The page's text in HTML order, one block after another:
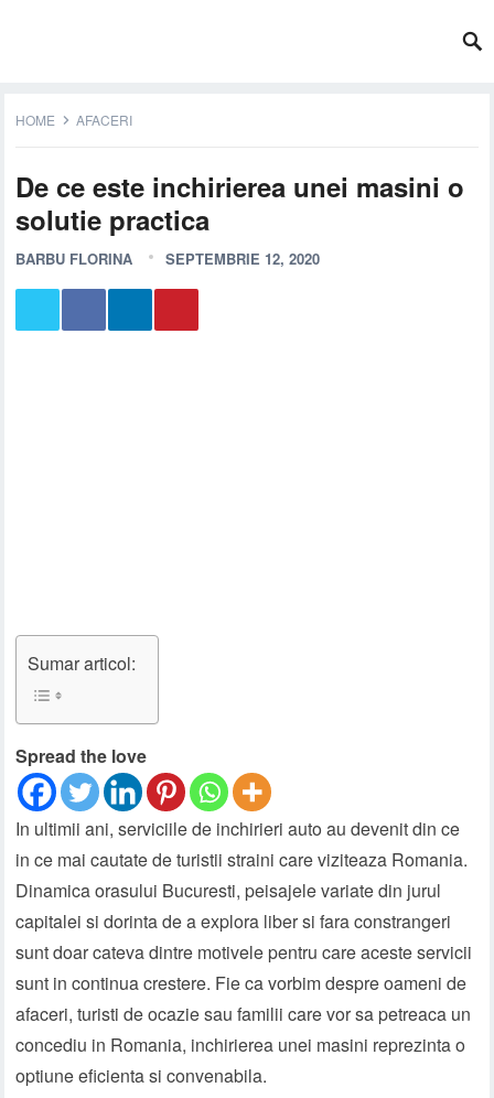
HOME AFACERI
De ce este inchirierea unei masini o
solutie practica
BARBU FLORINA SEPTEMBRIE 12, 2020
Sumar articol:
Spread the love
In ultimii ani, serviciile de inchirieri auto au devenit din ce
in ce mai cautate de turistii straini care viziteaza Romania.
Dinamica orasului Bucuresti, peisajele variate din jurul
capitalei si dorinta de a explora liber si fara constrangeri
sunt doar cateva dintre motivele pentru care aceste servicii
sunt in continua crestere. Fie ca vorbim despre oameni de
afaceri, turisti de ocazie sau familii care vor sa petreaca un
concediu in Romania, inchirierea unei masini reprezinta o
optiune eficienta si convenabila.